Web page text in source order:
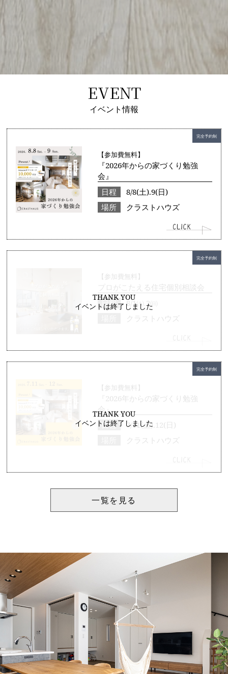
EVENT
イベント情報
完全予約制
【参加費無料】
『2026年からの家づくり勉強
会』
日程
8/8(土).9(日)
場所
クラストハウズ
THANK YOU
イベントは終了しました
完全予約制
【参加費無料】
プロがこたえる住宅個別相談会
日程
8/1㈯.2㈰
クラストハウズ
THANK YOU
イベントは終了しました
完全予約制
【参加費無料】
『2026年からの家づくり勉強
会』
日程
7/11(土).12(日)
クラストハウズ
一覧を見る